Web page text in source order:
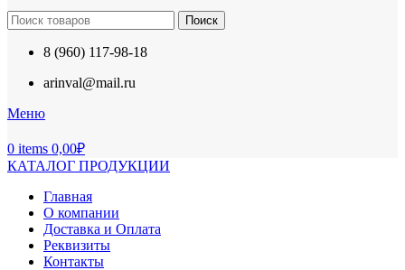
Поиск
8 (960) 117-98-18
arinval@mail.ru
Меню
0 items 0,00₽
КАТАЛОГ ПРОДУКЦИИ
Главная
О компании
Доставка и Оплата
Реквизиты
Контакты